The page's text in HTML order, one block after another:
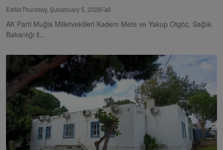
EditörThursday, Şubatruary 5, 2026 0
AK Parti Muğla Milletvekilleri Kadem Mete ve Yakup Otgöz, Sağlık
Bakanlığı il...